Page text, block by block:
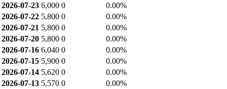
2026-07-23 6,000 0
0.00%
2026-07-22 5,800 0
0.00%
2026-07-21 5,800 0
0.00%
2026-07-20 5,800 0
0.00%
2026-07-16 6,040 0
0.00%
2026-07-15 5,900 0
0.00%
2026-07-14 5,620 0
0.00%
2026-07-13 5,570 0
0.00%